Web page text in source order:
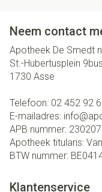
Neem contact
Apotheek De Smedt
St.-Hubertusplein
1730 Asse
Telefoon: 02 452 92
E-mailadres: info@
APB nummer: 230207
Apotheek titularis:
BTW nummer:
Klantenservice